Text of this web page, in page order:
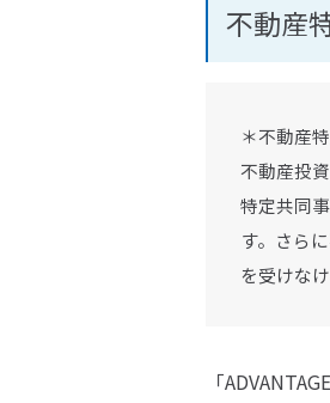
不動産
＊不動産
不動産投
特定共同
す。さら
を受けな
「